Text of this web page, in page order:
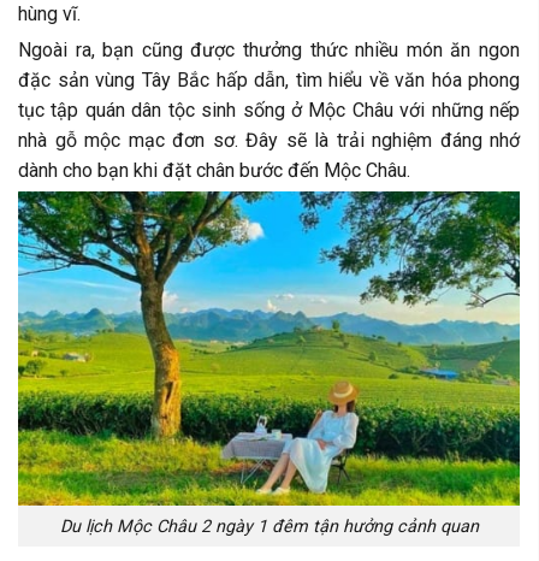
hùng vĩ.
Ngoài ra, bạn cũng được thưởng thức nhiều món ăn ngon
đặc sản vùng Tây Bắc hấp dẫn, tìm hiểu về văn hóa phong
tục tập quán dân tộc sinh sống ở Mộc Châu với những nếp
nhà gỗ mộc mạc đơn sơ. Đây sẽ là trải nghiệm đáng nhớ
dành cho bạn khi đặt chân bước đến Mộc Châu.
Du lịch Mộc Châu 2 ngày 1 đêm tận hưởng cảnh quan